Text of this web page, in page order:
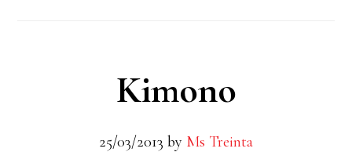
Kimono
25/03/2013 by Ms Treinta